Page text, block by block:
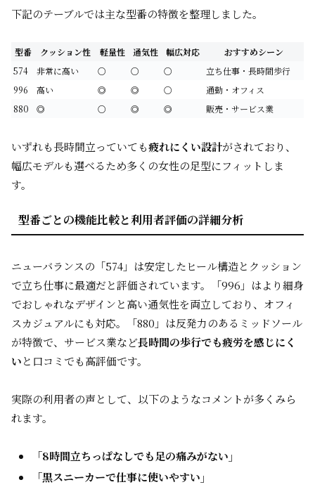
下記のテーブルでは主な型番の特徴を整理しました。
型番 クッション性 軽量性 通気性 幅広対応
おすすめシーン
574
非常に高い ○ ○ ○
立ち仕事・長時間歩行
996
高い ◎ ◎ ○
通勤・オフィス
880
◎ ○ ◎ ◎ 販売・サービス業
いずれも長時間立っていても疲れにくい設計がされており、
幅広モデルも選べるため多くの女性の足型にフィットしま
す。
型番ごとの機能比較と利用者評価の詳細分析
ニューバランスの「574」は安定したヒール構造とクッション
で立ち仕事に最適だと評価されています。「996」はより細身
でおしゃれなデザインと高い通気性を両立しており、オフィ
スカジュアルにも対応。「880」は反発力のあるミッドソール
が特徴で、サービス業など長時間の歩行でも疲労を感じにく
いと口コミでも高評価です。
実際の利用者の声として、以下のようなコメントが多くみら
れます。
「8時間立ちっぱなしでも足の痛みがない」
「黒スニーカーで仕事に使いやすい」